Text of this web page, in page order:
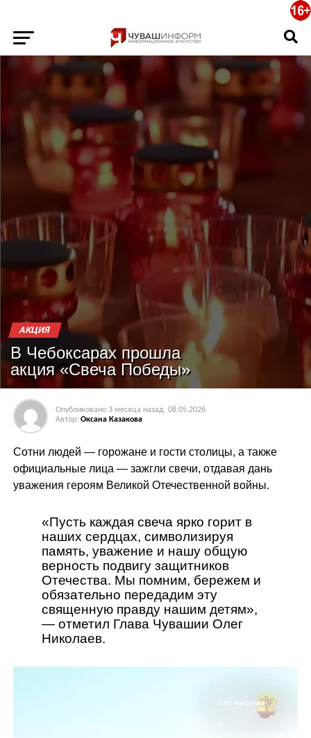
АКЦИЯ
В Чебоксарах прошла
акция «Свеча Победы»
Опубликовано 3 месяца назад 08.05.2026
Автор: Оксана Казакова
Сотни людей — горожане и гости столицы, а также
официальные лица — зажгли свечи, отдавая дань
уважения героям Великой Отечественной войны.
«Пусть каждая свеча ярко горит в
наших сердцах, символизируя
память, уважение и нашу общую
верность подвигу защитников
Отечества. Мы помним, бережем и
обязательно передадим эту
священную правду нашим детям»,
— отметил Глава Чувашии Олег
Николаев.